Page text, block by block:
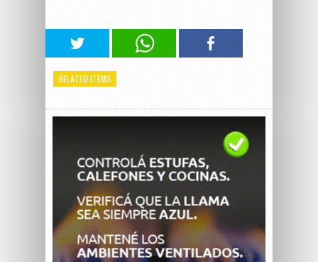
RELATED ITEMS